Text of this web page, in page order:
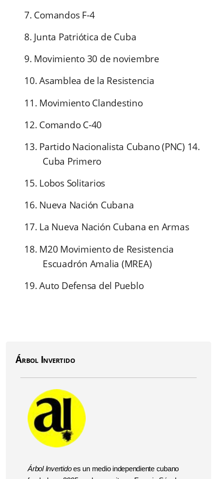
7. Comandos F-4
8. Junta Patriótica de Cuba
9. Movimiento 30 de noviembre
10. Asamblea de la Resistencia
11. Movimiento Clandestino
12. Comando C-40
13. Partido Nacionalista Cubano (PNC) 14.
Cuba Primero
15. Lobos Solitarios
16. Nueva Nación Cubana
17. La Nueva Nación Cubana en Armas
18. M20 Movimiento de Resistencia
Escuadrón Amalia (MREA)
19. Auto Defensa del Pueblo
Árbol Invertido
Árbol Invertidoes un medio independiente cubano